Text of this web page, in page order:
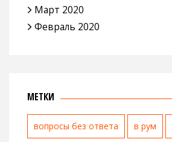
Март 2020
Февраль 2020
МЕТКИ
вопросы без ответа в рум